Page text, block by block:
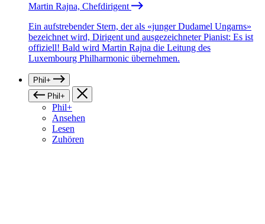
Martin Rajna, Chefdirigent
Ein aufstrebender Stern, der als «junger Dudamel Ungarns»
bezeichnet wird, Dirigent und ausgezeichneter Pianist: Es ist
offiziell! Bald wird Martin Rajna die Leitung des
Luxembourg Philharmonic übernehmen.
Phil+
Phil+
Phil+
Ansehen
Lesen
Zuhören